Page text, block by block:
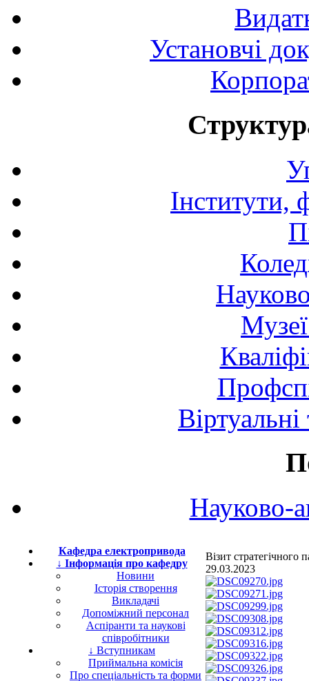
Установчі
Інститути,
Науково-
Кафедра електропривода
↓ Інформація про кафедру
Новини
Історія створення
Викладачі
Допоміжний персонал
Аспіранти та наукові
співробітники
↓ Вступникам
Приймальна комісія
Про спеціальність та форми
Візит
29.03.2023